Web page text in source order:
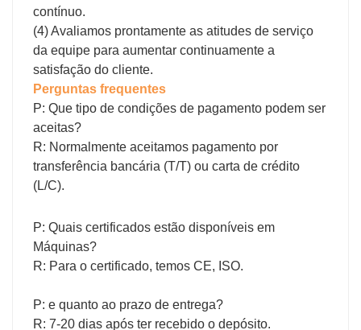
contínuo.
(4) Avaliamos prontamente as atitudes de serviço
da equipe para aumentar continuamente a
satisfação do cliente.
Perguntas frequentes
P: Que tipo de condições de pagamento podem ser
aceitas?
R: Normalmente aceitamos pagamento por
transferência bancária (T/T) ou carta de crédito
(L/C).
P: Quais certificados estão disponíveis em
Máquinas?
R: Para o certificado, temos CE, ISO.
P: e quanto ao prazo de entrega?
R: 7-20 dias após ter recebido o depósito.